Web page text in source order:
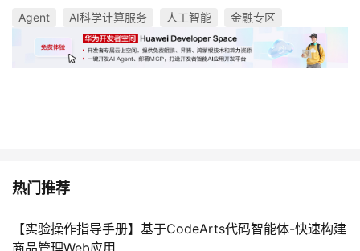
Agent AI科学计算服务 人工智能 金融专区
热门推荐
【实验操作指导手册】基于CodeArts代码智能体-快速构建